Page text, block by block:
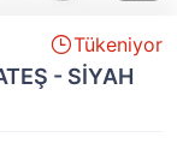
Tükeniyor
- SİYAH